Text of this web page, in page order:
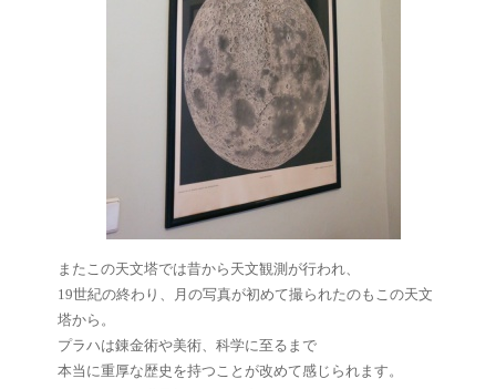
またこの天文塔では昔から天文観測が行われ、
19世紀の終わり、月の写真が初めて撮られたのもこの天文
塔から。
プラハは錬金術や美術、科学に至るまで
本当に重厚な歴史を持つことが改めて感じられます。